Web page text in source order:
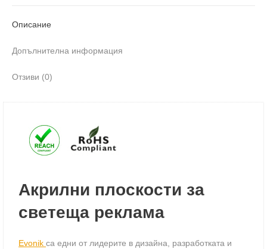
Описание
Допълнителна информация
Отзиви (0)
Акрилни плоскости за
светеща реклама
Evonik са едни от лидерите в дизайна, разработката и